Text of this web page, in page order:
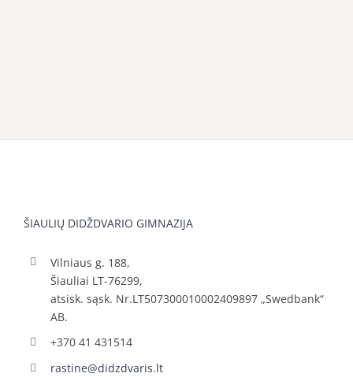
ŠIAULIŲ DIDŽDVARIO GIMNAZIJA
Vilniaus g. 188,
Šiauliai LT-76299,
atsisk. sąsk. Nr.LT507300010002409897 „Swedbank“
AB.
+370 41 431514
rastine@didzdvaris.lt